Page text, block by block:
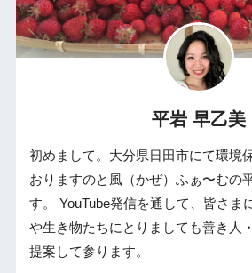
平岩 早乙美
初めまして。大分県日田市にて環境
おりますのと風（かぜ）ふぁ〜むの
す。 YouTube発信を通して、皆さま
や生き物たちにとりましても善き人
提案して参ります。